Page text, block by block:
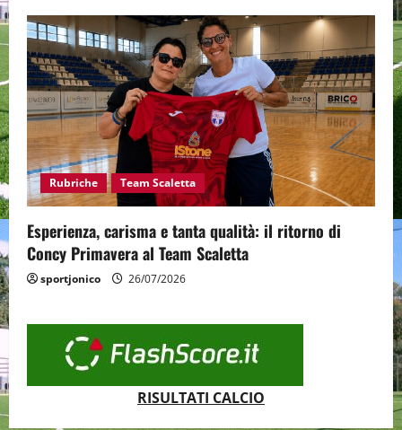
Rubriche Team Scaletta
Esperienza, carisma e tanta qualità: il ritorno di
Concy Primavera al Team Scaletta
sportjonico 26/07/2026
RISULTATI CALCIO